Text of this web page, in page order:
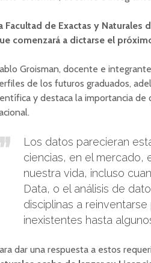
Facultad de Exactas y Naturales
comenzará a dictarse el
Groisman, docente e
de los futuros graduados,
y destaca la importancia de
Los datos parecieran
ciencias, en el mercado,
nuestra vida, incluso
Data, o el análisis de
disciplinas a
inexistentes hasta
dar una respuesta a estos